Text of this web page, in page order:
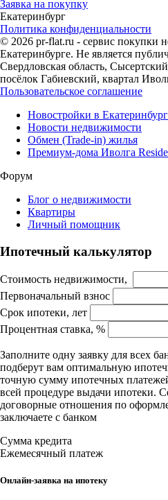
Заявка на покупку
Екатеринбург
Политика конфиденциальности
© 2026 pr-flat.ru - сервис покупки
Екатеринбурге. Не является
Свердловская область,
посёлок Габиевский, квартал
Пользовательское соглашение
Новостройки в
Новости недвижимости
Обмен (Trade-in) жилья
Премиум-дома Иволга
Форум
Блог о недвижимости
Квартиры
Личный помощник
Ипотечный калькулятор
Стоимость недвижимости,
Первоначальный взнос
Срок ипотеки, лет
Процентная ставка, %
Заполните одну заявку для всех
подберут вам оптимальную
точную сумму ипотечных
всей процедуре выдачи ипотеки.
договорные отношения по
заключаете с банком
Сумма кредита
Ежемесячный платеж
Онлайн-заявка на ипотеку